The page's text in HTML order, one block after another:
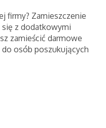
firmy? Zamieszczenie
się z dodatkowymi
zamieścić darmowe
osób poszukujących